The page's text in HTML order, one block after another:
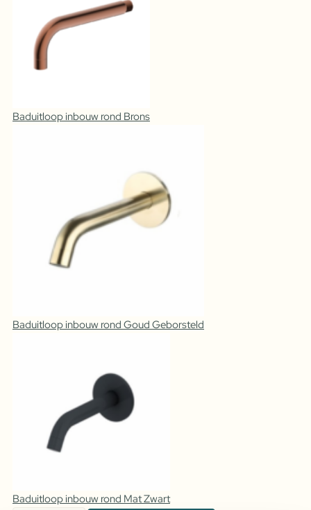
Baduitloop inbouw rond Brons
Baduitloop inbouw rond Goud Geborsteld
Baduitloop inbouw rond Mat Zwart